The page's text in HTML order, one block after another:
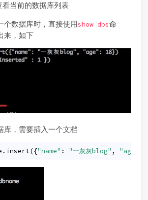
看当前的数据库列表
个数据库时，直接使用show dbs命
来，如下
库，需要插入一个文档
"name" : "一灰灰blog" , "age"